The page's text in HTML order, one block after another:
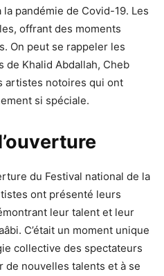
pandémie de Covid-19. Les
offrant des moments
On peut se rappeler les
de Khalid Abdallah, Cheb
artistes notoires qui ont
si spéciale.
du Festival national de la
ont présenté leurs
leur talent et leur
C’était un moment unique
collective des spectateurs
de nouvelles talents et à se